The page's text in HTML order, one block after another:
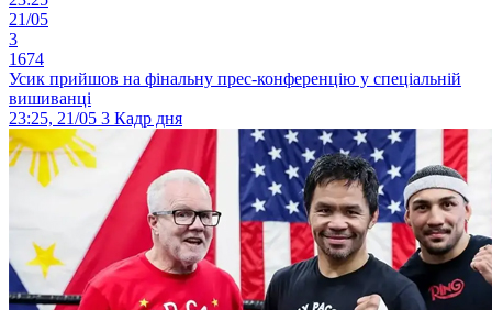
21/05
3
1674
Усик прийшов на фінальну прес-конференцію у спеціальній
вишиванці
23:25, 21/05 3 Кадр дня